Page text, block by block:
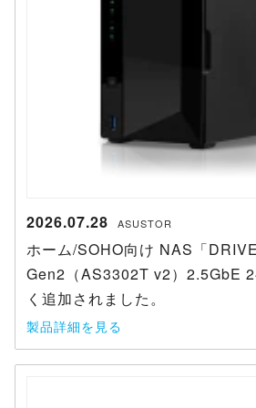
2026.07.28 ASUSTOR
ホーム/SOHO向け NAS「
Gen2（AS3302T v2）2.5GbE
く追加されました。
製品詳細を見る